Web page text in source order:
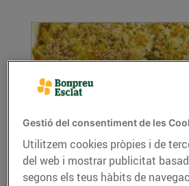
Recepta de quiche de
18/de desembre/2019
Gestió del consentiment de les
Utilitzem cookies pròpies i de
del web i mostrar publicitat
segons els teus hàbits de